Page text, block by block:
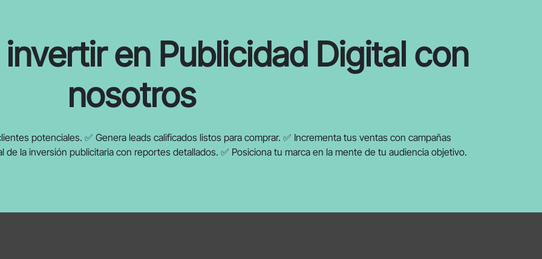
en Publicidad Digital con
nosotros
potenciales. ✅ Genera leads calificados listos para comprar. ✅ Incrementa tus ventas con campañas
la inversión publicitaria con reportes detallados. ✅ Posiciona tu marca en la mente de tu audiencia objetivo.